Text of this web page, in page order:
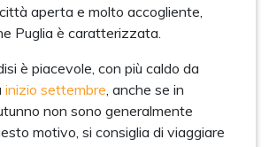
aperta e molto accogliente,
Puglia è caratterizzata.
è piacevole, con più caldo da
inizio settembre, anche se in
non sono generalmente
motivo, si consiglia di viaggiare